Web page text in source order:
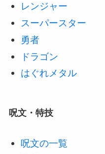
レンジャー
スーパースター
勇者
ドラゴン
はぐれメタル
呪文・特技
呪文の一覧